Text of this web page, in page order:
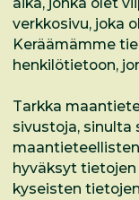
verkkosivu, joka
Keräämämme
henkilötietoon,
Tarkka
sivustoja, sinulta
hyväksyt
kyseisten